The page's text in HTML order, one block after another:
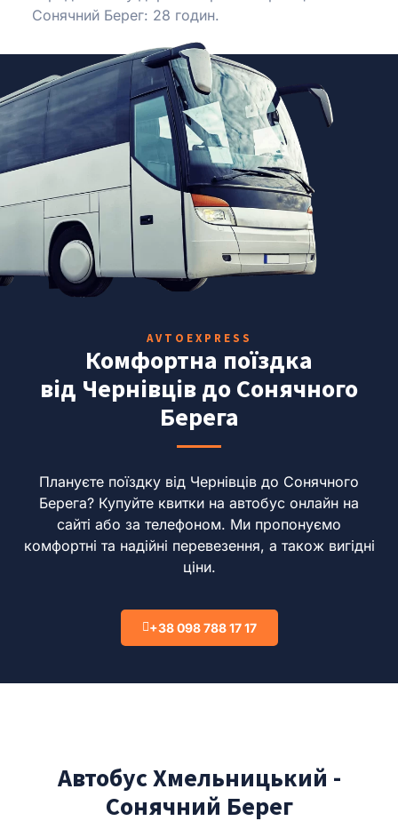
Сонячний Берег: 28 годин.
AVTOEXPRESS
Комфортна поїздка
від Чернівців до Сонячного
Берега
Плануєте поїздку від Чернівців до Сонячного
Берега? Купуйте квитки на автобус онлайн на
сайті або за телефоном. Ми пропонуємо
комфортні та надійні перевезення, а також вигідні
ціни.
+38 098 788 17 17
Автобус Хмельницький -
Сонячний Берег